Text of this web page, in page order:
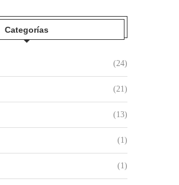
Categorías
(24)
(21)
(13)
(1)
(1)